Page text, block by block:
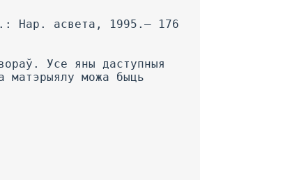
Нар. асвета, 1995.— 176
Усе яны даступныя
матэрыялу можа быць